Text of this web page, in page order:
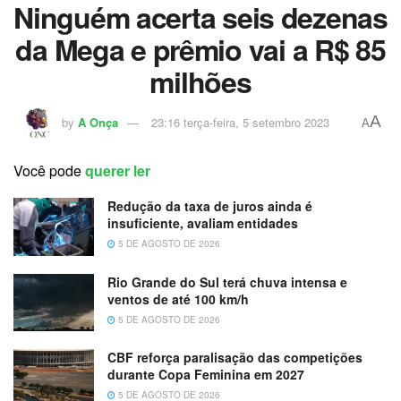
Ninguém acerta seis dezenas
da Mega e prêmio vai a R$ 85
milhões
by A Onça 23:16 terça-feira, 5 setembro 2023 AA
Você podequerer ler
Redução da taxa de juros ainda é
insuficiente, avaliam entidades
5 DE AGOSTO DE 2026
Rio Grande do Sul terá chuva intensa e
ventos de até 100 km/h
5 DE AGOSTO DE 2026
CBF reforça paralisação das competições
durante Copa Feminina em 2027
5 DE AGOSTO DE 2026